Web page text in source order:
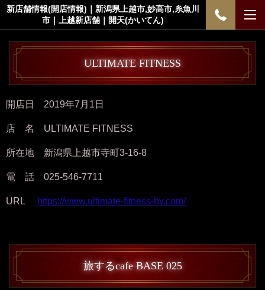
新店舗情報(開店情報)｜新潟県上越市,妙高市,糸魚川
市｜上越新店舗｜開天(かいてん)
ULTIMATE FITNESS
開店日 2019年7月1日
店 名 ULTIMATE FITNESS
所在地 新潟県上越市寺町3-16-8
電 話 025-546-7711
URL https://www.ultimate-fitness-hy.com/
旅するcafe BASE 025